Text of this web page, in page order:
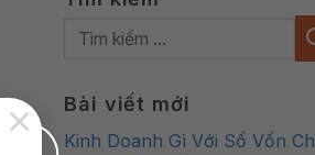
× Bài viết mới
Kinh Doanh Gì Với Số Vốn